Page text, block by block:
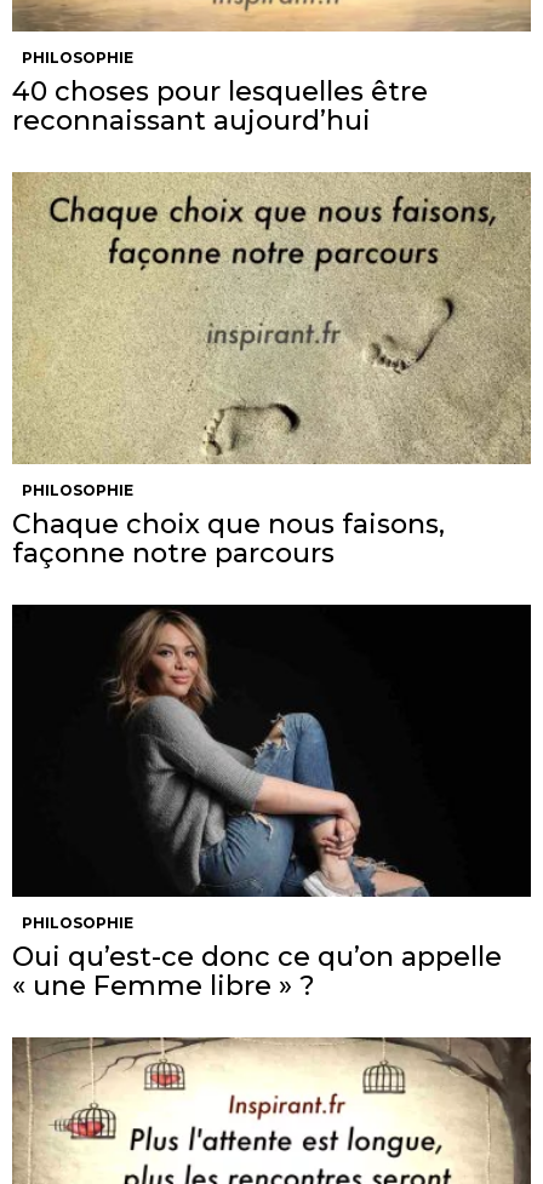
PHILOSOPHIE
40 choses pour lesquelles être
reconnaissant aujourd’hui
PHILOSOPHIE
Chaque choix que nous faisons,
façonne notre parcours
PHILOSOPHIE
Oui qu’est-ce donc ce qu’on appelle
« une Femme libre » ?